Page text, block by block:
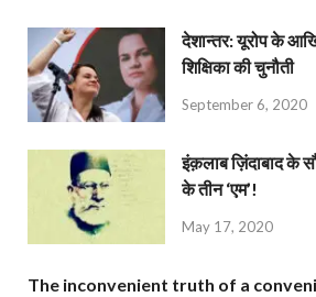
देशान्‍तर: यूरोप के
शिक्षिका की चुनौती
September 6, 2020
इंक़लाब ज़िंदाबाद के
के तीन ‘एम’!
May 17, 2020
The inconvenient truth of a